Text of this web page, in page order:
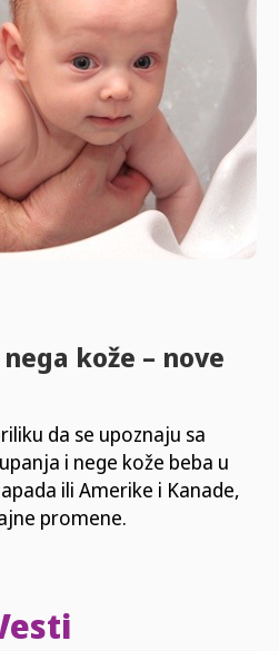
kože – nove
da se upoznaju sa
i nege kože beba u
ili Amerike i Kanade,
promene.